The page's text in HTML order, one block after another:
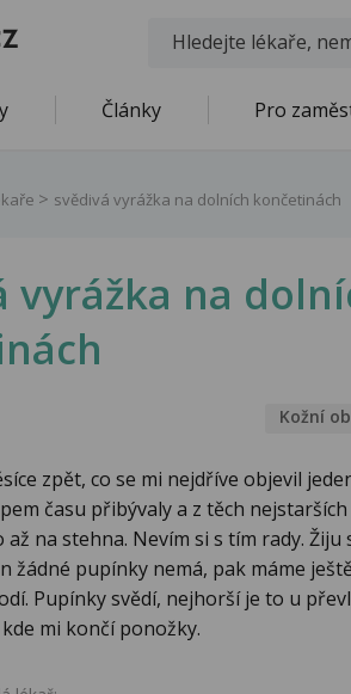
Články Pro
svědivá vyrážka na dolních končetinách
vyrážka na
Kožní
zpět, co se mi nejdříve objevil
času přibývaly a z těch
na stehna. Nevím si s tím rady. Žiju
žádné pupínky nemá, pak máme
Pupínky svědí, nejhorší je to u
mi končí ponožky.